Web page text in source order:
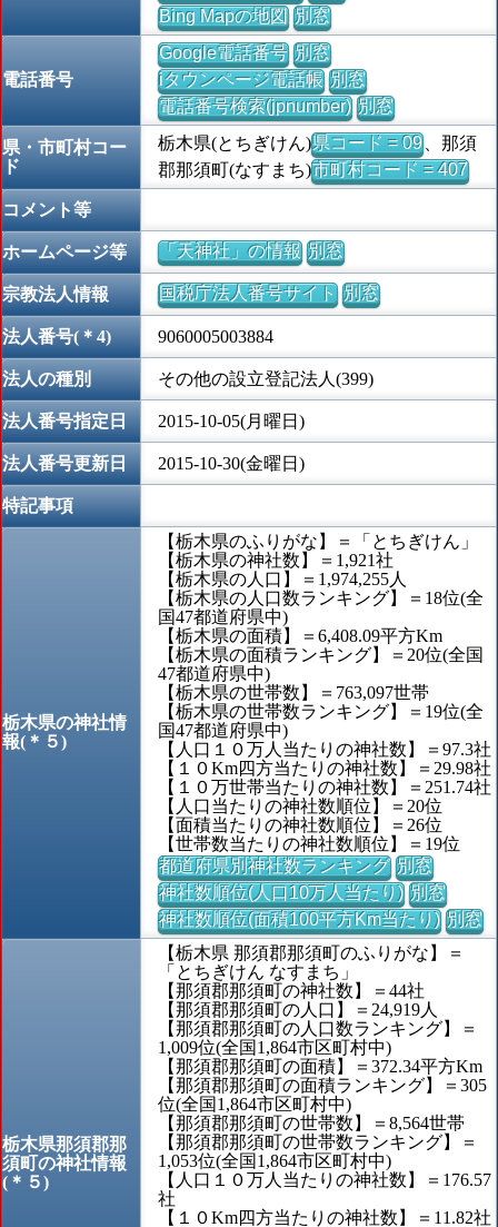
Bing Mapの地図 別窓
電話番号
Google電話番号 別窓
iタウンページ電話帳 別窓
電話番号検索(jpnumber) 別窓
県・市町村コー
ド
栃木県(とちぎけん)県コード = 09、那須
郡那須町(なすまち)市町村コード = 407
コメント等
ホームページ等 「天神社」の情報 別窓
宗教法人情報 国税庁法人番号サイト 別窓
法人番号(＊4) 9060005003884
法人の種別 その他の設立登記法人(399)
法人番号指定日 2015-10-05(月曜日)
法人番号更新日 2015-10-30(金曜日)
特記事項
栃木県の神社情
報(＊５)
【栃木県のふりがな】＝「とちぎけん」
【栃木県の神社数】＝1,921社
【栃木県の人口】＝1,974,255人
【栃木県の人口数ランキング】＝18位(全
国47都道府県中)
【栃木県の面積】＝6,408.09平方Km
【栃木県の面積ランキング】＝20位(全国
47都道府県中)
【栃木県の世帯数】＝763,097世帯
【栃木県の世帯数ランキング】＝19位(全
国47都道府県中)
【人口１０万人当たりの神社数】＝97.3社
【１０Km四方当たりの神社数】＝29.98社
【１０万世帯当たりの神社数】＝251.74社
【人口当たりの神社数順位】＝20位
【面積当たりの神社数順位】＝26位
【世帯数当たりの神社数順位】＝19位
都道府県別神社数ランキング 別窓
神社数順位(人口10万人当たり) 別窓
神社数順位(面積100平方Km当たり) 別窓
栃木県那須郡那
須町の神社情報
(＊５)
【栃木県 那須郡那須町のふりがな】＝
「とちぎけん なすまち」
【那須郡那須町の神社数】＝44社
【那須郡那須町の人口】＝24,919人
【那須郡那須町の人口数ランキング】＝
1,009位(全国1,864市区町村中)
【那須郡那須町の面積】＝372.34平方Km
【那須郡那須町の面積ランキング】＝305
位(全国1,864市区町村中)
【那須郡那須町の世帯数】＝8,564世帯
【那須郡那須町の世帯数ランキング】＝
1,053位(全国1,864市区町村中)
【人口１０万人当たりの神社数】＝176.57
社
【１０Km四方当たりの神社数】＝11.82社